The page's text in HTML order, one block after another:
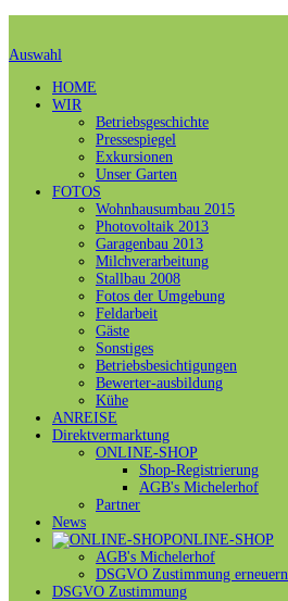
Auswahl
HOME
WIR
Betriebsgeschichte
Pressespiegel
Exkursionen
Unser Garten
FOTOS
Wohnhausumbau 2015
Photovoltaik 2013
Garagenbau 2013
Milchverarbeitung
Stallbau 2008
Fotos der Umgebung
Feldarbeit
Gäste
Sonstiges
Betriebsbesichtigungen
Bewerter-ausbildung
Kühe
ANREISE
Direktvermarktung
ONLINE-SHOP
Shop-Registrierung
AGB's Michelerhof
Partner
News
ONLINE-SHOP
AGB's Michelerhof
DSGVO Zustimmung erneuern
DSGVO Zustimmung